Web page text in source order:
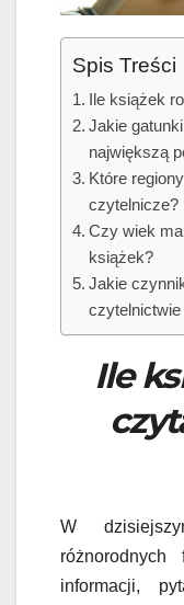
Spis Treści
Ile książek
Jakie
największą
Które
czytelnicze?
Czy wiek
książek?
Jakie
Ile
W
informacji,